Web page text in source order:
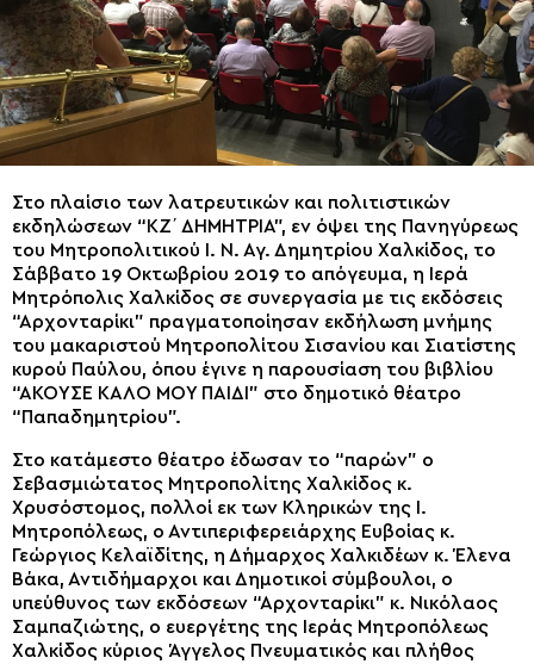
Στο πλαίσιο των λατρευτικών και πολιτιστικών
εκδηλώσεων “ΚΖ΄ ΔΗΜΗΤΡΙΑ”, εν όψει της Πανηγύρεως
του Μητροπολιτικού Ι. Ν. Αγ. Δημητρίου Χαλκίδος, το
Σάββατο 19 Οκτωβρίου 2019 το απόγευμα, η Ιερά
Μητρόπολις Χαλκίδος σε συνεργασία με τις εκδόσεις
“Αρχονταρίκι” πραγματοποίησαν εκδήλωση μνήμης
του μακαριστού Μητροπολίτου Σισανίου και Σιατίστης
κυρού Παύλου, όπου έγινε η παρουσίαση του βιβλίου
“ΑΚΟΥΣΕ ΚΑΛΟ ΜΟΥ ΠΑΙΔΙ” στο δημοτικό θέατρο
“Παπαδημητρίου”.
Στο κατάμεστο θέατρο έδωσαν το “παρών” ο
Σεβασμιώτατος Μητροπολίτης Χαλκίδος κ.
Χρυσόστομος, πολλοί εκ των Κληρικών της Ι.
Μητροπόλεως, ο Αντιπεριφερειάρχης Ευβοίας κ.
Γεώργιος Κελαϊδίτης, η Δήμαρχος Χαλκιδέων κ. Έλενα
Βάκα, Αντιδήμαρχοι και Δημοτικοί σύμβουλοι, ο
υπεύθυνος των εκδόσεων “Αρχονταρίκι” κ. Νικόλαος
Σαμπαζιώτης, ο ευεργέτης της Ιεράς Μητροπόλεως
Χαλκίδος κύριος Άγγελος Πνευματικός και πλήθος